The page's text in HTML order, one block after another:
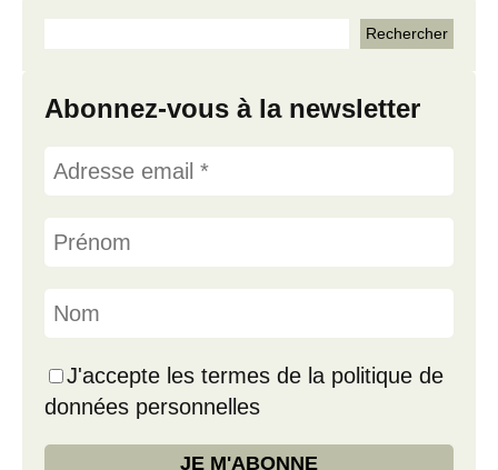
Abonnez-vous à la newsletter
J'accepte les termes de la politique de
données personnelles